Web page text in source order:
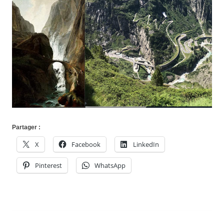
Partager :
X Facebook LinkedIn
Pinterest WhatsApp